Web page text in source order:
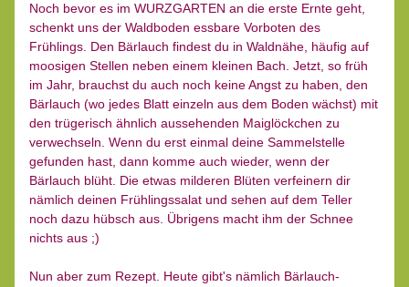
Noch bevor es im WURZGARTEN an die erste Ernte geht,
schenkt uns der Waldboden essbare Vorboten des
Frühlings. Den Bärlauch findest du in Waldnähe, häufig auf
moosigen Stellen neben einem kleinen Bach. Jetzt, so früh
im Jahr, brauchst du auch noch keine Angst zu haben, den
Bärlauch (wo jedes Blatt einzeln aus dem Boden wächst) mit
den trügerisch ähnlich aussehenden Maiglöckchen zu
verwechseln. Wenn du erst einmal deine Sammelstelle
gefunden hast, dann komme auch wieder, wenn der
Bärlauch blüht. Die etwas milderen Blüten verfeinern dir
nämlich deinen Frühlingssalat und sehen auf dem Teller
noch dazu hübsch aus. Übrigens macht ihm der Schnee
nichts aus ;)
Nun aber zum Rezept. Heute gibt's nämlich Bärlauch-